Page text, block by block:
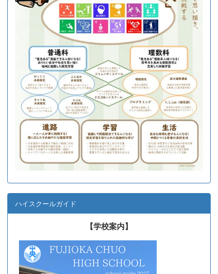
ハイスクールガイド
【学校案内】